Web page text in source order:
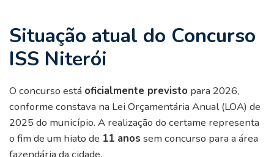
Situação atual do Concurso
ISS Niterói
O concurso está oficialmente previsto para 2026,
conforme constava na Lei Orçamentária Anual (LOA) de
2025 do município. A realização do certame representa
o fim de um hiato de 11 anos sem concurso para a área